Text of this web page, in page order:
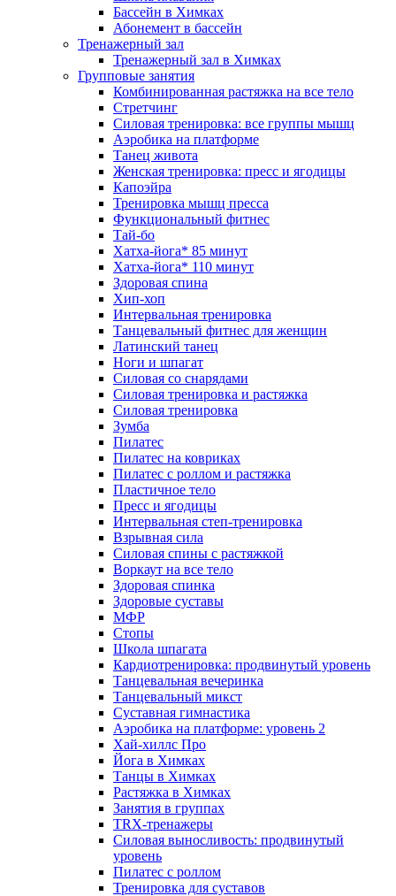
Бассейн в Химках
Абонемент в бассейн
Тренажерный зал
Тренажерный зал в Химках
Групповые занятия
Комбинированная растяжка на все тело
Стретчинг
Силовая тренировка: все группы мышц
Аэробика на платформе
Танец живота
Женская тренировка: пресс и ягодицы
Капоэйра
Тренировка мышц пресса
Функциональный фитнес
Тай-бо
Хатха-йога* 85 минут
Хатха-йога* 110 минут
Здоровая спина
Хип-хоп
Интервальная тренировка
Танцевальный фитнес для женщин
Латинский танец
Ноги и шпагат
Силовая со снарядами
Силовая тренировка и растяжка
Силовая тренировка
Зумба
Пилатес
Пилатес на ковриках
Пилатес с роллом и растяжка
Пластичное тело
Пресс и ягодицы
Интервальная степ-тренировка
Взрывная сила
Силовая спины с растяжкой
Воркаут на все тело
Здоровая спинка
Здоровые суставы
МФР
Стопы
Школа шпагата
Кардиотренировка: продвинутый уровень
Танцевальная вечеринка
Танцевальный микст
Суставная гимнастика
Аэробика на платформе: уровень 2
Хай-хиллс Про
Йога в Химках
Танцы в Химках
Растяжка в Химках
Занятия в группах
TRX-тренажеры
Силовая выносливость: продвинутый
уровень
Пилатес с роллом
Тренировка для суставов